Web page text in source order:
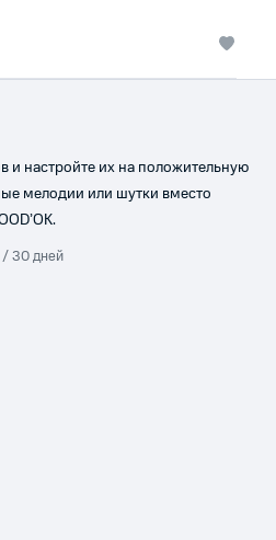
и настройте их на положительную
мелодии или шутки вместо
/ 30 дней